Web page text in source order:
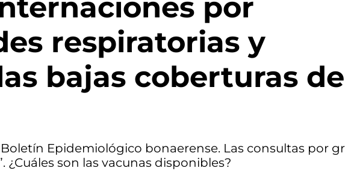
por
respiratorias y
bajas coberturas de
Epidemiológico bonaerense. Las consultas por
¿Cuáles son las vacunas disponibles?